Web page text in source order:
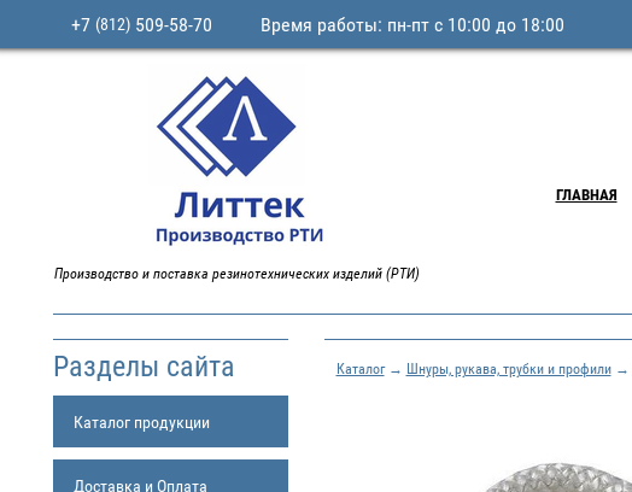
+7 (812)509-58-70 Время работы: пн-пт с 10:00 до 18:00
Производство и поставка резинотехнических изделий (РТИ)
ГЛАВНАЯ
Разделы сайта
Каталог продукции
Доставка и Оплата
Каталог→ Шнуры, рукава, трубки и профили→